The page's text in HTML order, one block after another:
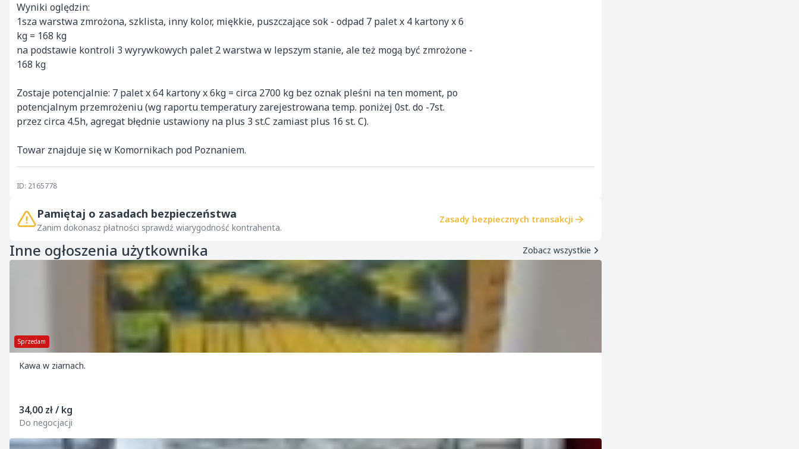
Wyniki oględzin:
1sza warstwa zmrożona, szklista, inny kolor, miękkie, puszczające sok - odpad 7 palet x 4 kartony x 6
kg = 168 kg
na podstawie kontroli 3 wyrywkowych palet 2 warstwa w lepszym stanie, ale też mogą być zmrożone -
168 kg
Zostaje potencjalnie: 7 palet x 64 kartony x 6kg = circa 2700 kg bez oznak pleśni na ten moment, po
potencjalnym przemrożeniu (wg raportu temperatury zarejestrowana temp. poniżej 0st. do -7st.
przez circa 4.5h, agregat błędnie ustawiony na plus 3 st.C zamiast plus 16 st. C).
Towar znajduje się w Komornikach pod Poznaniem.
ID: 2165778
Pamiętaj o zasadach bezpieczeństwa
Zanim dokonasz płatności sprawdź wiarygodność kontrahenta.
Zasady bezpiecznych transakcji
Inne ogłoszenia użytkownika Zobacz wszystkie
Sprzedam
Kawa w ziarnach.
34,00 zł / kg
Do negocjacji